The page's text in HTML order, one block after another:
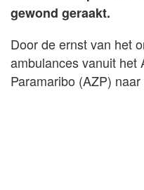
gewond geraakt.
Door de ernst van het
ambulances vanuit het
Paramaribo (AZP)